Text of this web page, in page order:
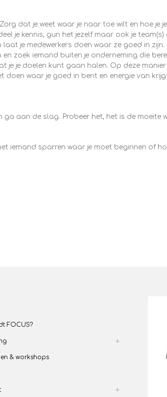
dat je weet waar je naar toe wilt en hoe je
je kennis, gun het jezelf maar ook je
je medewerkers doen waar ze goed in
zoek iemand buiten je onderneming die
je doelen kunt gaan halen. Op deze
waar je goed in bent en energie van
aan de slag. Probeer het, het is de moeite
iemand sparren waar je moet beginnen of
FOCUS?
& workshops